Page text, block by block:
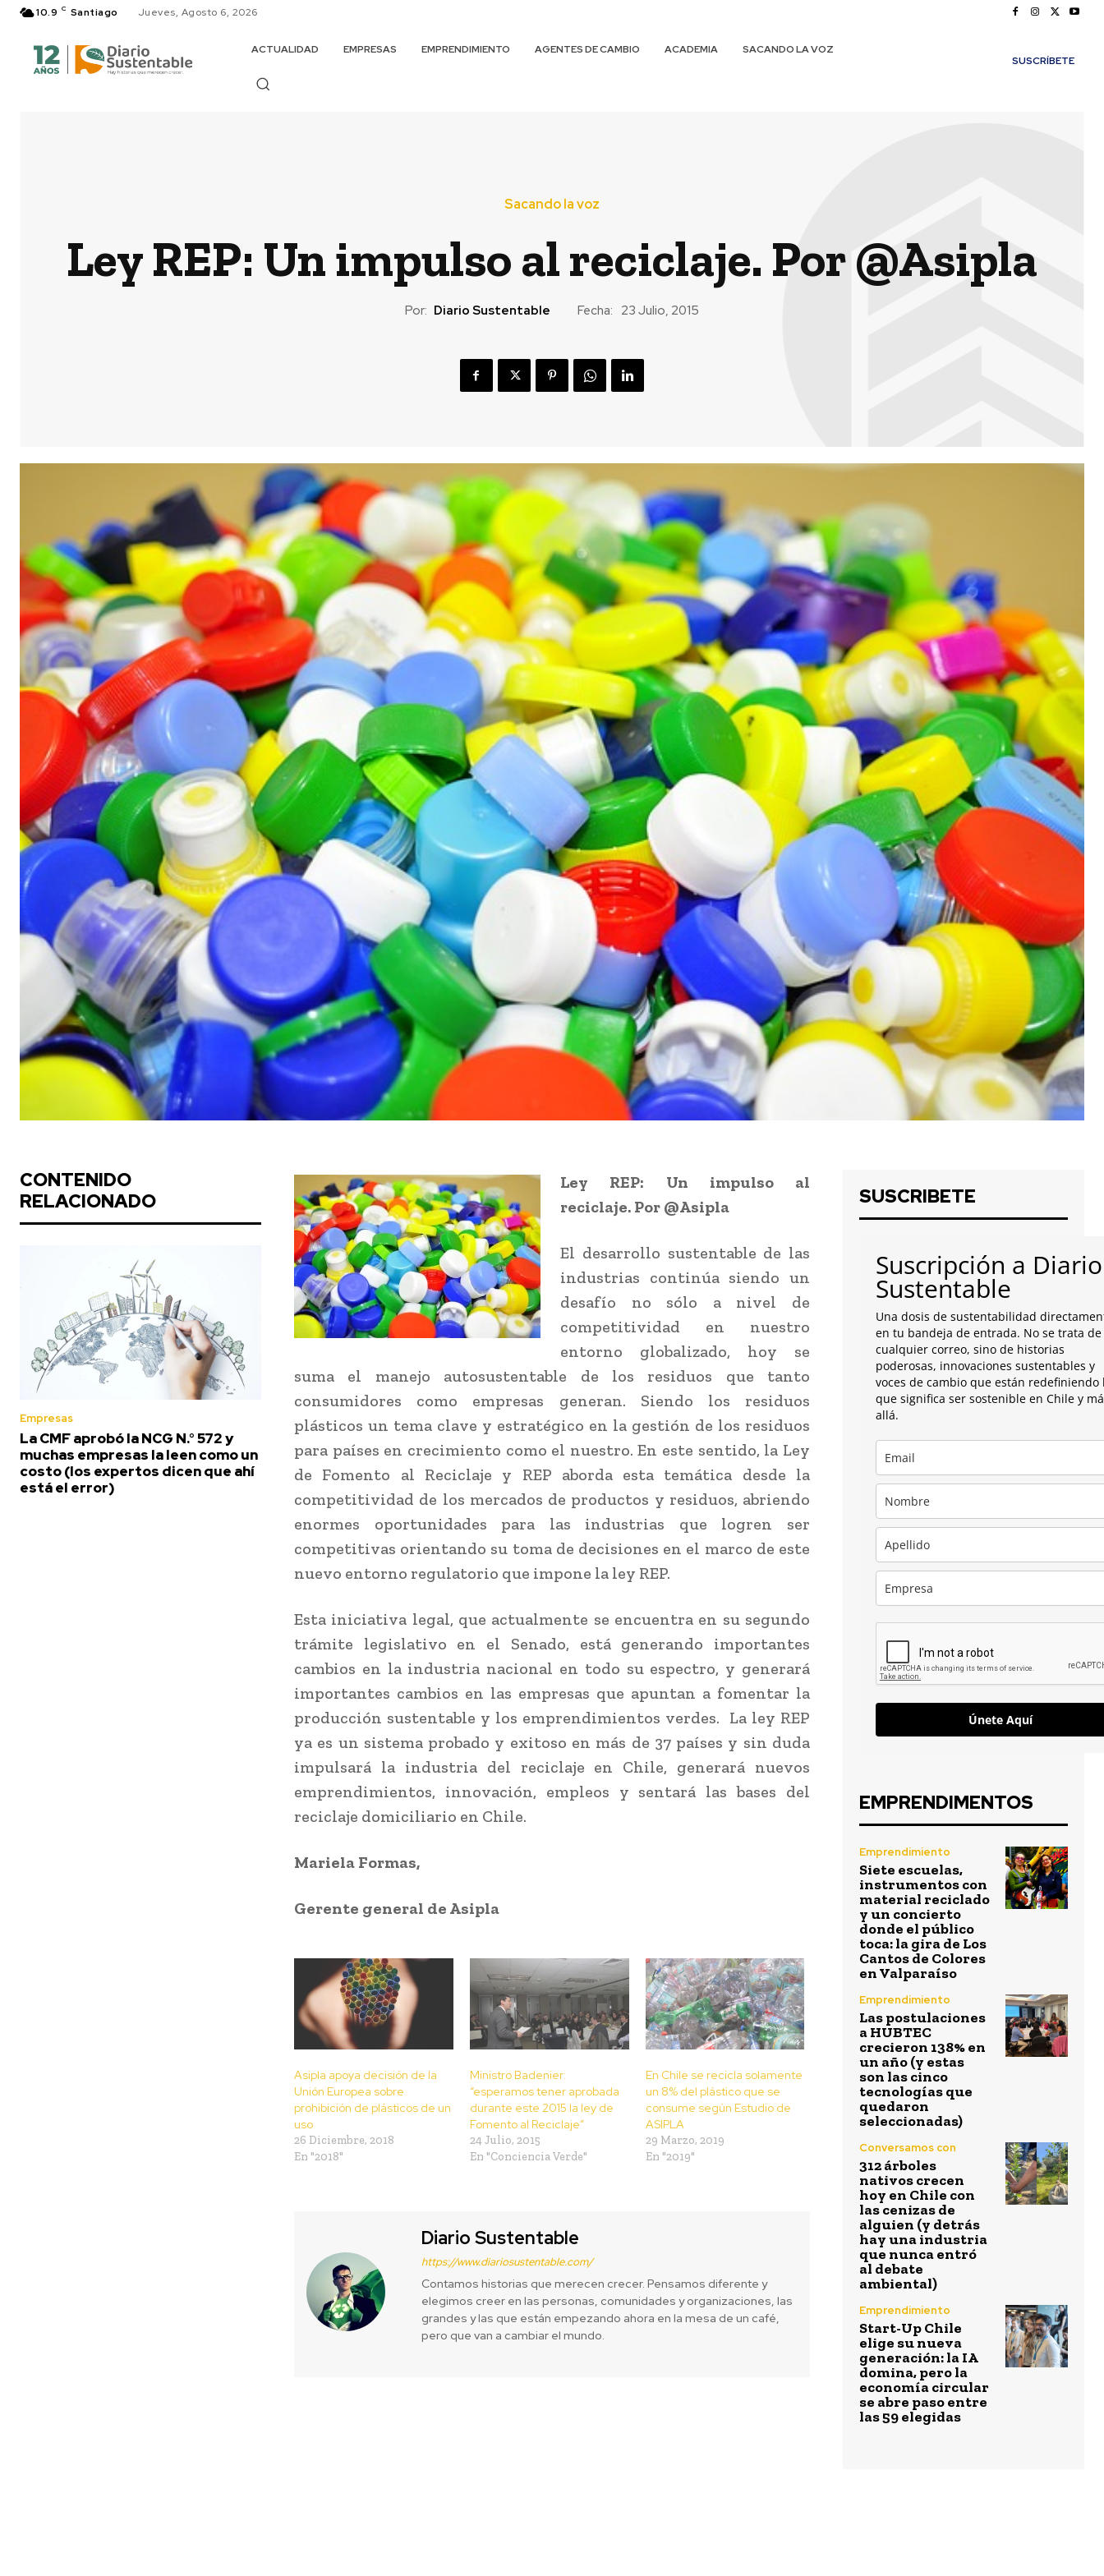
10.9 C Santiago Jueves, Agosto 6, 2026
ACTUALIDAD EMPRESAS EMPRENDIMIENTO AGENTES DE CAMBIO ACADEMIA
SACANDO LA VOZ
SUSCRÍBETE
Sacando la voz
Ley REP: Un impulso al reciclaje. Por @Asipla
Por: Diario Sustentable Fecha: 23 Julio, 2015
CONTENIDO
RELACIONADO
Empresas
La CMF aprobó la NCG N.° 572 y
muchas empresas la leen como un
costo (los expertos dicen que ahí
está el error)
Ley REP: Un impulso al
reciclaje. Por @Asipla
El desarrollo sustentable de las
industrias continúa siendo un
desafío no sólo a nivel de
competitividad en nuestro
entorno globalizado, hoy se
suma el manejo autosustentable de los residuos que tanto
consumidores como empresas generan. Siendo los residuos
plásticos un tema clave y estratégico en la gestión de los residuos
para países en crecimiento como el nuestro. En este sentido, la Ley
de Fomento al Reciclaje y REP aborda esta temática desde la
competitividad de los mercados de productos y residuos, abriendo
enormes oportunidades para las industrias que logren ser
competitivas orientando su toma de decisiones en el marco de este
nuevo entorno regulatorio que impone la ley REP.
Esta iniciativa legal, que actualmente se encuentra en su segundo
trámite legislativo en el Senado, está generando importantes
cambios en la industria nacional en todo su espectro, y generará
importantes cambios en las empresas que apuntan a fomentar la
producción sustentable y los emprendimientos verdes. La ley REP
ya es un sistema probado y exitoso en más de 37 países y sin duda
impulsará la industria del reciclaje en Chile, generará nuevos
emprendimientos, innovación, empleos y sentará las bases del
reciclaje domiciliario en Chile.
Mariela Formas,
Gerente general de Asipla
Asipla apoya decisión de la
Unión Europea sobre
prohibición de plásticos de un
uso
26 Diciembre, 2018
En "2018"
Ministro Badenier:
“esperamos tener aprobada
durante este 2015 la ley de
Fomento al Reciclaje”
24 Julio, 2015
En "Conciencia Verde"
En Chile se recicla solamente
un 8% del plástico que se
consume según Estudio de
ASIPLA
29 Marzo, 2019
En "2019"
Diario Sustentable
https://www.diariosustentable.com/
Contamos historias que merecen crecer. Pensamos diferente y
elegimos creer en las personas, comunidades y organizaciones, las
grandes y las que están empezando ahora en la mesa de un café,
pero que van a cambiar el mundo.
SUSCRIBETE
Suscripción a Diario
Sustentable
Una dosis de sustentabilidad
en tu bandeja de entrada. No se trata de
cualquier correo, sino de historias
poderosas, innovaciones sustentables y
voces de cambio que están redefiniendo
que significa ser sostenible en Chile y
allá.
Únete Aquí
EMPRENDIMENTOS
Emprendimiento
Siete escuelas,
instrumentos con
material reciclado
y un concierto
donde el público
toca: la gira de Los
Cantos de Colores
en Valparaíso
Emprendimiento
Las postulaciones
a HUBTEC
crecieron 138% en
un año (y estas
son las cinco
tecnologías que
quedaron
seleccionadas)
Conversamos con
312 árboles
nativos crecen
hoy en Chile con
las cenizas de
alguien (y detrás
hay una industria
que nunca entró
al debate
ambiental)
Emprendimiento
Start-Up Chile
elige su nueva
generación: la IA
domina, pero la
economía circular
se abre paso entre
las 59 elegidas